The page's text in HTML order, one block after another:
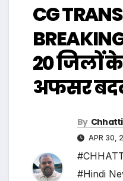
CG
20 जिलों के
अफसर
By
APR 30,
#Hindi